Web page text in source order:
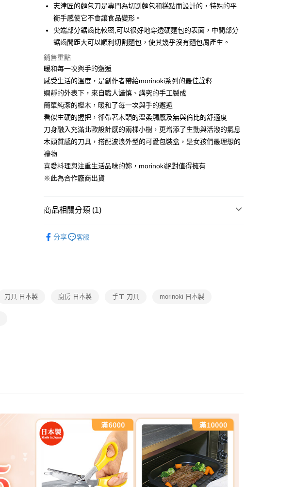
全盈+PAY
大哥付你分期
相關說明
【大哥付你分期使用說明】
1.本服務由台灣大哥大提供，台灣大哥大用戶可立即使用無須另外申請。
2.付款方式選擇「大哥付你分期」，訂單成立後會自動跳轉到大哥付的交易
流程，驗證手機門號後，選擇欲分期的期數、繳款截止日，確認付款後即
3.實際核准額度、可分期數及費用金額請依後續交易確認頁面所載為準。
4.訂單成立30分鐘內，如未前往確認交易或遇審核未通過，訂單將自動取
消。如遇「轉專審核」未通過狀況，表示未達大哥付你分期系統評分，恕
無法說明評估內容。
【繳款方式說明】
1.分期款項不併入電信帳單，「大哥付你分期」於每月結算日後寄送繳費提
醒簡訊。
2.透過簡訊連結打開帳單後，可選擇「超商條碼／台灣大直營門市／銀行轉
帳／街口支付／iPASS MONEY」等通路繳費。
款買賣價金債權讓與本公司後，依約使用本公司帳單繳交帳款。
用，由本公司與您本人進行分期帳單所需資料之確認、核對及更正。
ATM付款
運送方式
宅配【父親節大回饋】限時$299免運
每筆NT$150，滿NT$299(含以上)免運費
志津匠的麵包刀是專門為切割麵包和糕點而設計的，特殊的平
衡手感使它不會讓食品變形。
尖端部分鋸齒比較密,可以很好地穿透硬麵包的表面，中間部分
鋸齒間距大可以順利切割麵包，使其幾乎沒有麵包屑產生。
銷售重點
暖和每一次與手的邂逅
感受生活的溫度，是創作者帶給morinoki系列的最佳詮釋
嫻靜的外表下，來自職人謹慎、講究的手工製成
簡單純潔的櫸木，暖和了每一次與手的邂逅
看似生硬的握把，卻帶著木頭的溫柔觸感及無與倫比的舒適度
刀身融入充滿北歐設計感的兩棵小樹，更增添了生動與活潑的氣息
木頭質感的刀具，搭配波浪外型的可愛包裝盒，是女孩們最理想的
禮物
喜愛料理與注重生活品味的妳，morinoki絕對值得擁有
※此為合作廠商出貨
商品相關分類 (1)
分享
客服
刀具 日本製 廚房 日本製 手工 刀具 morinoki 日本製